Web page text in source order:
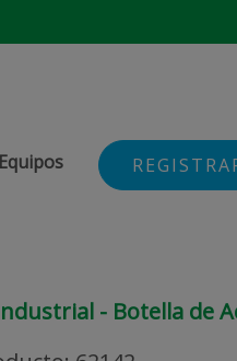
Equipos
- Botella de